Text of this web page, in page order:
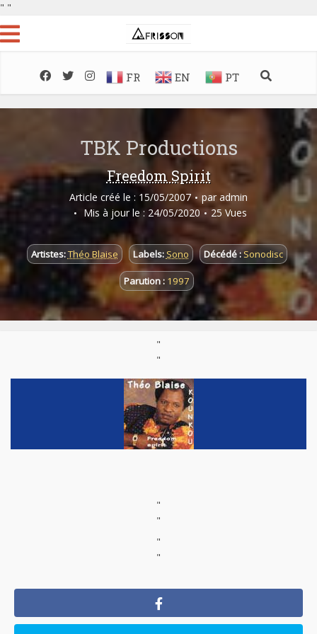
" "
FR EN PT
TBK Productions
Freedom Spirit
Article créé le : 15/05/2007 par admin
Mis à jour le : 24/05/2020
25 Vues
Artistes:Théo Blaise Labels: Sono Décédé :Sonodisc
Parution : 1997
"
"
"
"
"
"